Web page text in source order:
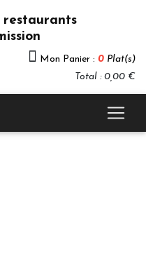
restaurants
Mon Panier : 0 Plat(s)
Total : 0,00 €